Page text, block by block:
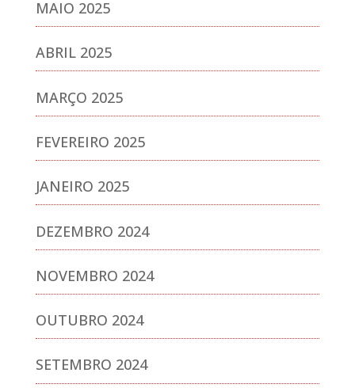
MAIO 2025
ABRIL 2025
MARÇO 2025
FEVEREIRO 2025
JANEIRO 2025
DEZEMBRO 2024
NOVEMBRO 2024
OUTUBRO 2024
SETEMBRO 2024